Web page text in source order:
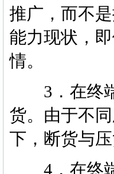
推广，而不
能力现状，
情。
3．在终端
货。由于不
下，断货与压
4．在终端